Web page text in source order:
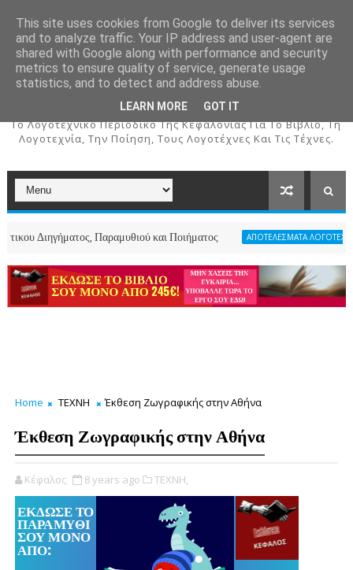
ΚΕΦΑΛΟΣ
To Λογοτεχνικό Περιοδικό Της Κεφαλονιάς Για Το Βιβλίο, Τη
Λογοτεχνία, Την Ποίηση, Τους Λογοτέχνες Και Τις Τέχνες.
Παραμυθιού και Ποιήματος ΑΠΟΤΕΛΕΣΜΑΤΑ ΛΟΓΟΤΕΧΝΙΚΩΝ
Home ΤΕΧΝΗ Έκθεση Ζωγραφικής στην Αθήνα
Έκθεση Ζωγραφικής στην Αθήνα
Κέφαλος 8 years ago ΤΕΧΝΗ,
This site uses cookies from Google to deliver its services
and to analyze traffic. Your IP address and user-agent are
shared with Google along with performance and security
metrics to ensure quality of service, generate usage
statistics, and to detect and address abuse.
LEARN MORE GOT IT